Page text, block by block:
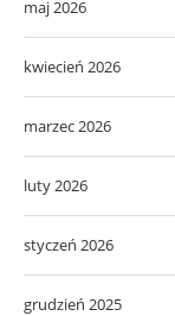
maj 2026
kwiecień 2026
marzec 2026
luty 2026
styczeń 2026
grudzień 2025